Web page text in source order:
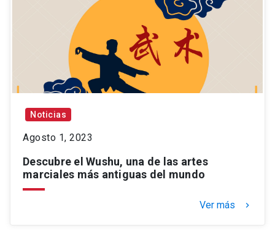
Noticias
Agosto 1, 2023
Descubre el Wushu, una de las artes
marciales más antiguas del mundo
Ver más keyboard_arrow_right